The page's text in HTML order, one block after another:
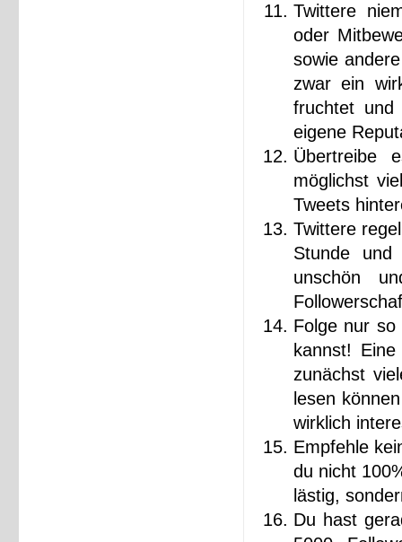
Twittere
oder
sowie
zwar ein
fruchtet
eigene
Übertreibe
möglichst
Tweets
Twittere
Stunde und
unschön
Folge nur so
kannst!
zunächst
lesen
wirklich
Empfehle
du nicht
lästig,
Du hast